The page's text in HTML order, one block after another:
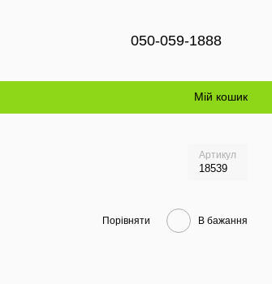
050-059-1888
Мій кошик
Артикул
18539
Порівняти В бажання